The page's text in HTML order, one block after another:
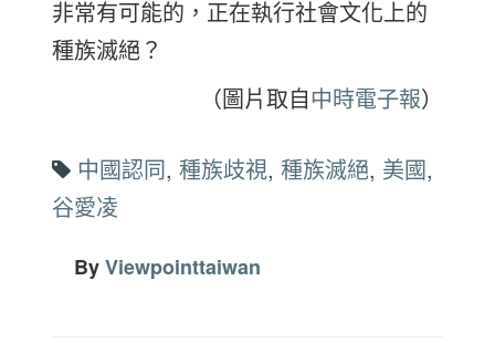
非常有可能的，正在執行社會文化上的
種族滅絕？
（圖片取自中時電子報）
中國認同, 種族歧視, 種族滅絕, 美國,
谷愛凌
ByViewpointtaiwan